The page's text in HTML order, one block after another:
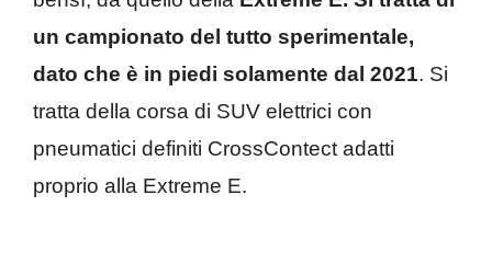
un campionato del tutto sperimentale,
dato che è in piedi solamente dal 2021. Si
tratta della corsa di SUV elettrici con
pneumatici definiti CrossContect adatti
proprio alla Extreme E.